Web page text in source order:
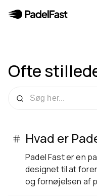
Ofte
Hvad er
Padel Fast er en
designet til at
og fornøjelsen af